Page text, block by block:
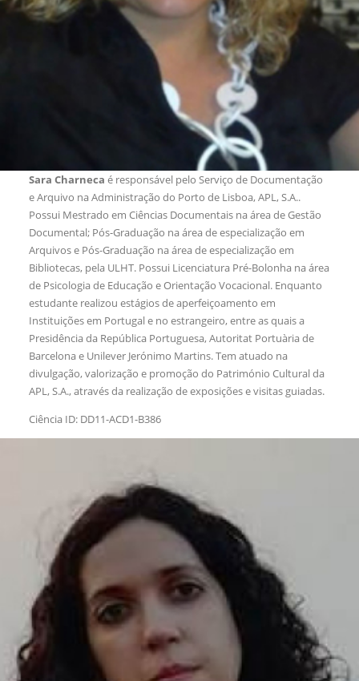
Sara Charneca é responsável pelo Serviço de Documentação
e Arquivo na Administração do Porto de Lisboa, APL, S.A..
Possui Mestrado em Ciências Documentais na área de Gestão
Documental; Pós-Graduação na área de especialização em
Arquivos e Pós-Graduação na área de especialização em
Bibliotecas, pela ULHT. Possui Licenciatura Pré-Bolonha na área
de Psicologia de Educação e Orientação Vocacional. Enquanto
estudante realizou estágios de aperfeiçoamento em
Instituições em Portugal e no estrangeiro, entre as quais a
Presidência da República Portuguesa, Autoritat Portuària de
Barcelona e Unilever Jerónimo Martins. Tem atuado na
divulgação, valorização e promoção do Património Cultural da
APL, S.A., através da realização de exposições e visitas guiadas.
Ciência ID: DD11-ACD1-B386